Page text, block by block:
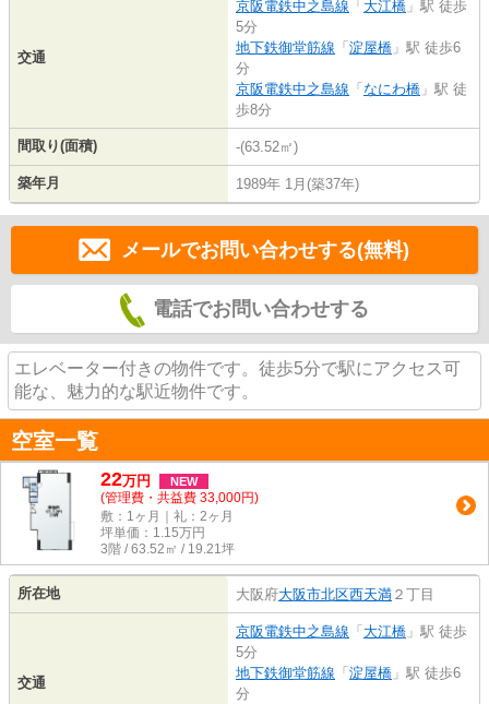
交通
京阪電鉄中之島線 「 大江橋 」駅 徒歩
5分
地下鉄御堂筋線 「 淀屋橋 」駅 徒歩6
分
京阪電鉄中之島線 「 なにわ橋 」駅 徒
歩8分
間取り(面積) -(63.52㎡)
築年月 1989年 1月(築37年)
メールでお問い合わせする(無料)
電話でお問い合わせする
エレベーター付きの物件です。徒歩5分で駅にアクセス可
能な、魅力的な駅近物件です。
空室一覧
22万円 NEW
(管理費・共益費 33,000円)
敷：1ヶ月｜礼：2ヶ月
坪単価： 1.15万円
3階 / 63.52㎡ / 19.21坪
所在地 大阪府大阪市北区西天満 ２丁目
交通
京阪電鉄中之島線 「 大江橋 」駅 徒歩
5分
地下鉄御堂筋線 「 淀屋橋 」駅 徒歩6
分